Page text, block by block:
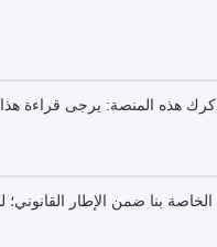
هذه المنصة: يرجى قراءة هذا
بنا ضمن الإطار القانوني؛